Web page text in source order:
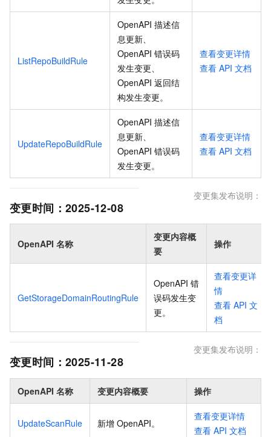
ListRepoBuildRule
OpenAPI 描述信
息更新、
OpenAPI 错误码
发生变更、
OpenAPI 返回结
构发生变更。
查看变更详情
查看 API 文档
UpdateRepoBuildRule
OpenAPI 描述信
息更新、
OpenAPI 错误码
发生变更。
查看变更详情
查看 API 文档
变更时间： 2025-12-08
变更集发布说明：
OpenAPI 名称
变更内容概
要
操作
GetStorageDomainRoutingRule
OpenAPI 错
误码发生变
更。
查看变更详
情
查看 API 文
档
变更时间： 2025-11-28
变更集发布说明：
OpenAPI 名称 变更内容概要 操作
UpdateScanRule 新增 OpenAPI。
查看变更详情
查看 API 文档